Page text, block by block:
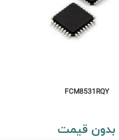
FCM8531RQY
بدون قیمت